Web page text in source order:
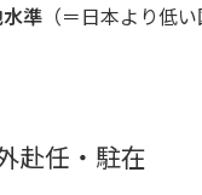
準 （＝日本より低
赴任・駐在